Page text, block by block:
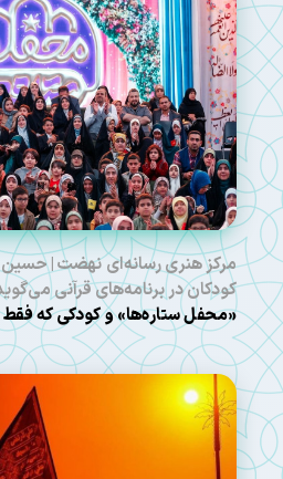
مرکز هنری رسانه‌ای نهضت | حسین
کودکان در برنامه‌های قرآنی
«محفل ستاره‌ها» و کودکی که